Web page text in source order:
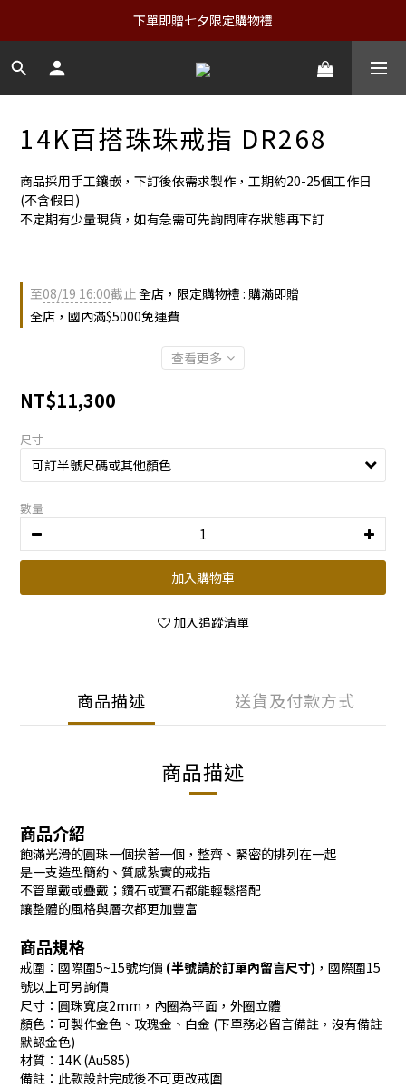
下單即贈七夕限定購物禮
14K百搭珠珠戒指 DR268
商品採用手工鑲嵌，下訂後依需求製作，工期約20-25個工作日
(不含假日)
不定期有少量現貨，如有急需可先詢問庫存狀態再下訂
至08/19 16:00截止全店，限定購物禮 : 購滿即贈
全店，國內滿$5000免運費
查看更多
NT$11,300
尺寸
數量
加入購物車
加入追蹤清單
商品描述 送貨及付款方式
商品描述
商品介紹
飽滿光滑的圓珠一個挨著一個，整齊、緊密的排列在一起
是一支造型簡約、質感紮實的戒指
不管單戴或疊戴；鑽石或寶石都能輕鬆搭配
讓整體的風格與層次都更加豐富
商品規格
戒圍：國際圍5~15號均價 (半號請於訂單內留言尺寸) ，國際圍15
號以上可另詢價
尺寸：圓珠寬度2mm，內圈為平面，外圈立體
顏色：可製作金色、玫瑰金、白金 (下單務必留言備註，沒有備註
默認金色)
材質：14K (Au585)
備註：此款設計完成後不可更改戒圍